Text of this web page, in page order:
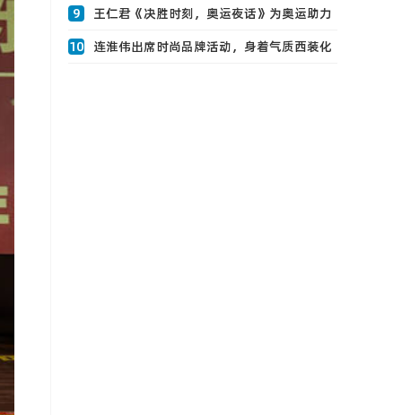
9
王仁君《决胜时刻，奥运夜话》为奥运助力
解锁0
10 连淮伟出席时尚品牌活动，身着气质西装化